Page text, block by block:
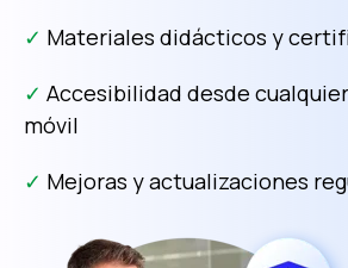
✓ Materiales didácticos y
✓ Accesibilidad desde
móvil
✓ Mejoras y actualizaciones